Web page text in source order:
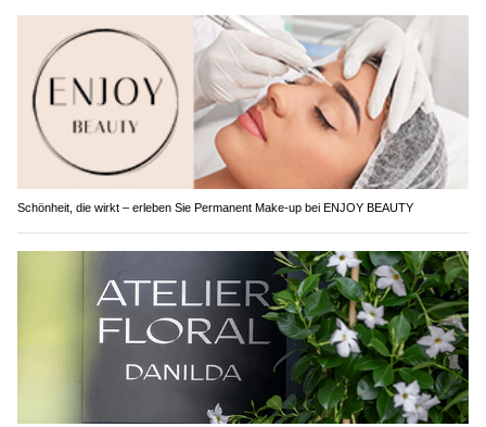
Schönheit, die wirkt – erleben Sie Permanent Make-up bei ENJOY BEAUTY